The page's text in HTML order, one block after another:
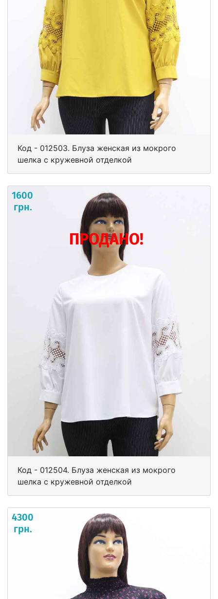
Код - 012503. Блуза женская из мокрого
шелка с кружевной отделкой
1600
грн.
ПРОДАНО!
Код - 012504. Блуза женская из мокрого
шелка с кружевной отделкой
4300
грн.